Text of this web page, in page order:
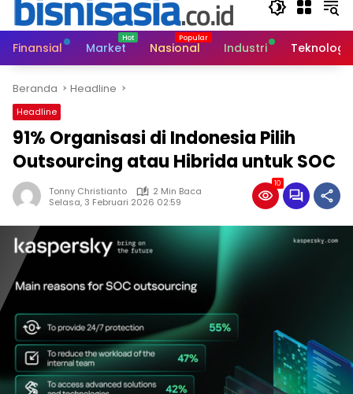
Finansial Market Nasional Industri Teknologi
Beranda Headline
Headline
91% Organisasi di Indonesia Pilih
Outsourcing atau Hibrida untuk SOC
Tonny Christianto
2 Min Baca
Selasa, 3 Februari 2026 02:59
10